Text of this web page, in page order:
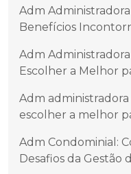
Adm
Benefícios
Adm
Escolher a Melhor
Adm
escolher a melhor
Adm Condominial:
Desafios da Gestão